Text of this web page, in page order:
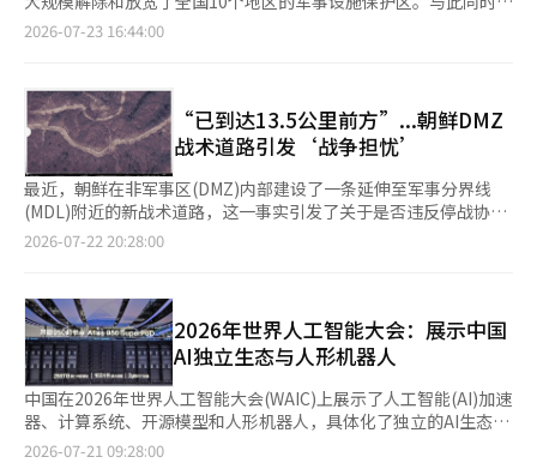
和机构将在矿产勘探、开发、加工和利用等供应链的全过程中参
与，后续将进行协商。在国防和军工领域，双方将在今年下半年成
开始，巴西生产的C-390运输机将配备韩国企业生产的部件。两国
领导人将其视为不仅是简单的武器采购，而是共同生产和产业合作
的案例，并决定将合作扩大到未来航空出行领域。在太空领域，双
方将简化民用发射器的发射许可程序，并共享卫星数据和太空探索
相关技术。卢拉总统邀请李在明总统参加定于9月在巴西阿尔坎塔
拉发射基地的发射活动。李在明总统表示，如果无法亲自出席，将
通过视频确认发射过程。扩大贸易的相关议题也在会谈中被提及。
市场的事宜也进行了讨论。卢拉总统表示，经过17年的谈判，韩国
的卫生检疫团将于下月访问巴西，认为这是市场开放的重要进展。
在两国领导人面前，签署了包括太空、体育、教育、能源和产业技
术等五项合作文件。此外，电影和网络安全领域的两项谅解备忘录
也单独签署，此次国宾访问共签署了7项文件。在文化领域，巴西
的韩流传播成为话题。卢拉总统表示：“巴西的年轻人热爱韩
国”，韩国音乐、食品和电视剧的受欢迎程度不断上升，动画《K-
POP恶魔猎人》在儿童中也受到热爱。联合新闻发布结束后，两位
鲜等商品也采取了反制措施，冲突进一步加剧。 然而，自2025年3
月上任的卡尼总理在应对特朗普政府的贸易政策不确定性方面，致
会晤，开始了关系改善的契机。 今年初，卡尼总理时隔9年访问中
国，进一步加强了两国的对话与沟通渠道。双方发布的联合声明中
提到：“加拿大邀请中国领导人在互相方便的时间访问加拿大，中
国对此表示欢迎。”今年5月，王毅也时隔10年访问加拿大。 今年
以来，中国重新开放了对加拿大油菜籽和牛肉的进口市场，加拿大
也降低了对中国电动车的关税，双方贸易出现了变化。王毅在与阿
南德外长会晤时表示：“今年上半年两国贸易额同比增长16%，尤
术道路和铁丝网 相对而言，朝鲜在军事分界线附近的国境化工作
正在迅速推进。 根据军方和专家的分析，朝鲜正在进行不毛化工
速度，预计在2至3年内完成国境化工作。 专家分析称，若战术道
路建成，部队和装备的调动能力将大幅提升。 中俄军用机无通知
进入KADIZ 早在6月，中国和俄罗斯的10余架军用机在未事先通知
的情况下进入韩国防空识别区(KADIZ)，并在东海和南海上空进行
了约4小时的联合空中训练。 联合参谋本部紧急出动韩国空军战斗
机进行应对，参与的还有中国的空中加油机和预警控制机，以及俄
罗斯的核轰炸机和反潜巡逻机。 专家认为，中俄在半岛周边展示
联合作战能力，意在对韩美日施加压力。 美海军最新无人侦察机
4C“特里顿”于15日进入京畿道安山上空，并在江原道洪川进行
了约5至6小时的往返飞行。 特里顿是美国战略侦察资产，每架约
价值3亿美元（约4000亿韩元），曾在霍尔木兹海峡和古巴上空运
用过。 军事专家分析认为，此次长时间飞行很可能是为了集中收
集与朝鲜相关的信息。 安圭白部长的争议再度被提及 在此背景
下，现任国防部长安圭白的过去行为也再次被提及。 安部长在
2022年9月担任国会议员时，曾在韩美日反潜联合训练日程正式公
布前，通过个人社交媒体公开，引发国防部的“非常遗憾”声明。
中国和俄罗斯军用机无通知进入KADIZ，以及美国无人侦察机在半
山、麻浦、恩平区，京畿道平泽、高阳、始兴市，江原道高城、束
草，世宗市等全国10个地区的军事设施保护区和飞行安全区，面积
约为2916万平方米，约为汪洋面积的十倍。 国防部表示，此举是
为了保障居民的财产权和促进地区开发，针对不影响军事行动的区
域。预计此次措施将为平泽高德地区后续开发、高阳科技谷、首尔
西北部城市整治项目等提供动力。 朝鲜持续扩建战术道路与铁丝
网 与此相对，朝鲜在军事分界线附近的国境化工作正在快速推
进。 军方和专家分析指出，朝鲜正在进行不毛化工作，建设约70
至3年内完成国境化工作。 专家分析称，战术道路一旦完成，将大
幅提升兵力和装备的移动能力。 中俄军机无通知进入KADIZ 早在6
月，中国和俄罗斯的十余架军用机在未事先通知的情况下进入韩国
防空识别区(KADIZ)，并在东海和南海上空进行了约4小时的联合
空中训练。 联合参谋本部紧急出动了韩国空军战斗机进行应对，
已知中国的空中加油机、预警控制机，以及俄罗斯的核轰炸机和反
潜巡逻机等也参与了此次训练。 专家认为，中俄在半岛周边展示
联合作战能力，意在施压韩美日。 美海军最新无人侦察机飞行5至
2026-07-23 16:44:00
“已到达13.5公里前方”...朝鲜DMZ
战术道路引发‘战争担忧’
最近，朝鲜在非军事区(DMZ)内部建设了一条延伸至军事分界线
(MDL)附近的新战术道路，这一事实引发了关于是否违反停战协议
的争议。 20日，BBC根据最近获得的卫星照片和专家分析报道，
段已接近MDL约260米，引发了广泛关注。从该道路到京畿道坡州
市文山镇的直线距离仅约为13.5公里。 军事分界线是南北的分界
线，在以此线为中心的非军事区内，南北各自设定了2公里的区
域，严格限制军事活动。1953年签署的停战协议也禁止在DMZ内
进行敌对行为，并对军队和装备的出入及部署进行了限制。 韩国
军方认为，朝鲜此次施工实际上违反了停战协议。联合参谋部在上
个月22日表示：“朝鲜正在进行扩建至军事分界线100米以内的道
路工程，MDL地区的障碍物设置和道路施工明显违反停战协议。”
2026-07-22 20:28:00
2026年世界人工智能大会：展示中国
AI独立生态与人形机器人
中国在2026年世界人工智能大会(WAIC)上展示了人工智能(AI)加速
器、计算系统、开源模型和人形机器人，具体化了独立的AI生态系
统建设战略。中国在强调技术自立的同时，也在全球AI治理中扩大
2026-07-21 09:28:00